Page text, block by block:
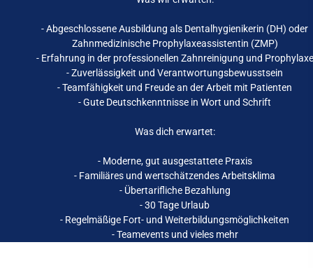
- Abgeschlossene Ausbildung als Dentalhygienikerin (DH) oder
Zahnmedizinische Prophylaxeassistentin (ZMP)
- Erfahrung in der professionellen Zahnreinigung und Prophylaxe
- Zuverlässigkeit und Verantwortungsbewusstsein
- Teamfähigkeit und Freude an der Arbeit mit Patienten
- Gute Deutschkenntnisse in Wort und Schrift
Was dich erwartet:
- Moderne, gut ausgestattete Praxis
- Familiäres und wertschätzendes Arbeitsklima
- Übertarifliche Bezahlung
- 30 Tage Urlaub
- Regelmäßige Fort- und Weiterbildungsmöglichkeiten
- Teamevents und vieles mehr